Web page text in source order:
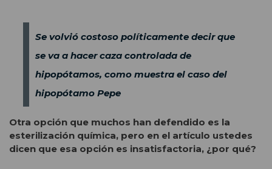
Se volvió costoso políticamente decir que
se va a hacer caza controlada de
hipopótamos, como muestra el caso del
hipopótamo Pepe
Otra opción que muchos han defendido es la
esterilización química, pero en el artículo ustedes
dicen que esa opción es insatisfactoria, ¿por qué?